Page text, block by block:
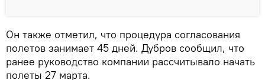
Он также отметил, что процедура согласования
полетов занимает 45 дней. Дубров сообщил, что
ранее руководство компании рассчитывало начать
полеты 27 марта.